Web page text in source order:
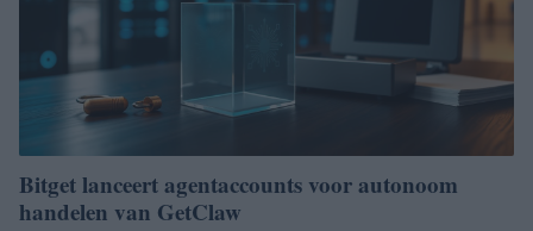
Bitget lanceert agentaccounts voor autonoom
handelen van GetClaw